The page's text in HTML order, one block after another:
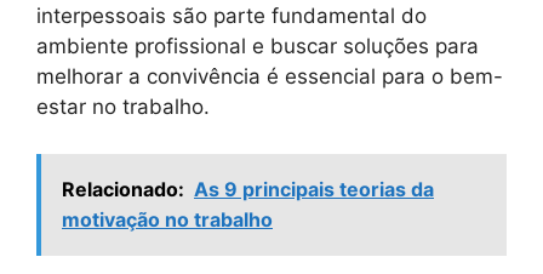
interpessoais são parte fundamental do
ambiente profissional e buscar soluções para
melhorar a convivência é essencial para o bem-
estar no trabalho.
Relacionado: As 9 principais teorias da
motivação no trabalho